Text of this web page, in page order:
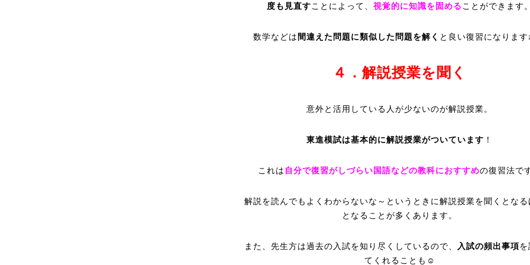
度も見直すことによって、 視覚的に知識を固める ことができます。
数学などは 間違えた問題に類似した問題を解く と良い復習になります
４．解説授業を聞く
意外と活用している人が少ないのが解説授業。
東進模試は基本的に解説授業がついています ！
これは 自分で復習がしづらい国語などの教科におすすめの復習法で
解説を読んでもよくわからないな～というときに解説授業を聞くとなる
となることが多くあります。
また、先生方は過去の入試を知り尽くしているので、 入試の頻出事項を
てくれることも☺